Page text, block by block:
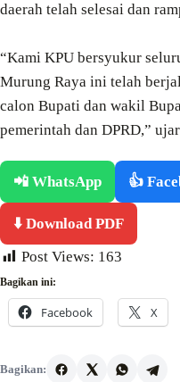
daerah telah selesai dan
“Kami KPU bersyukur
Murung Raya ini telah
calon Bupati dan wakil
pemerintah dan DPRD,”
📲 WhatsApp 👍
⬇️ Download PDF
Post Views: 163
Bagikan ini:
Facebook X
Bagikan: